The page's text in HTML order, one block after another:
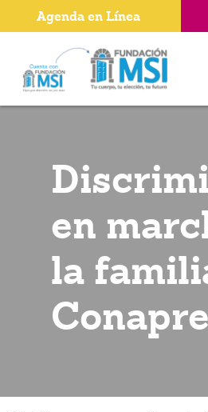
en
la
Agenda en Línea